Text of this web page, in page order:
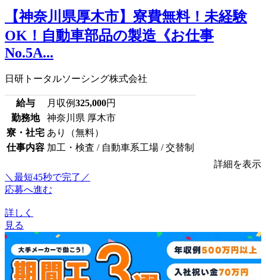
【神奈川県厚木市】寮費無料！未経験
OK！自動車部品の製造《お仕事
No.5A...
日研トータルソーシング株式会社
給与 月収例325,000円
勤務地
神奈川県 厚木市
寮・社宅 あり（無料）
仕事内容 加工・検査 / 自動車系工場 / 交替制
詳細を表示
＼最短45秒で完了／
応募へ進む
詳しく
見る